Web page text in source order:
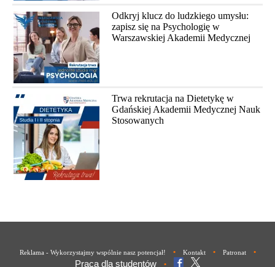
Odkryj klucz do ludzkiego umysłu:
zapisz się na Psychologię w
Warszawskiej Akademii Medycznej
Trwa rekrutacja na Dietetykę w
Gdańskiej Akademii Medycznej Nauk
Stosowanych
Reklama - Wykorzystajmy wspólnie nasz potencjał! • Kontakt • Patronat •
Praca dla studentów •